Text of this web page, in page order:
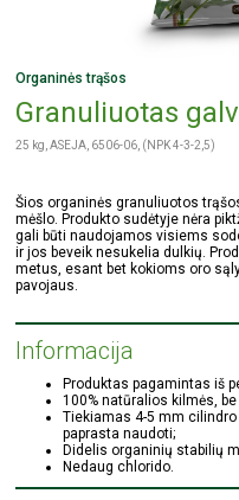
Organinės trąšos
Granuliuotas
25 kg, ASEJA, 6506-06, (NPK 4-3-2,5)
Šios organinės granuliuotos
mėšlo. Produkto sudėtyje nėra
gali būti naudojamos visiems
ir jos beveik nesukelia dulkių.
metus, esant bet kokioms oro
pavojaus.
Informacija
Produktas pagamintas iš
100% natūralios kilmės,
Tiekiamas 4-5 mm
paprasta naudoti;
Didelis organinių stabilių
Nedaug chlorido.